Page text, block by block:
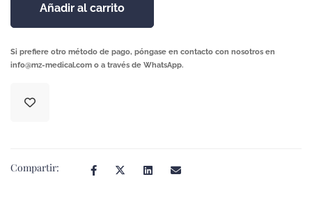
Añadir al carrito
Si prefiere otro método de pago, póngase en contacto con nosotros en
info@mz-medical.com o a través de WhatsApp.
Compartir: